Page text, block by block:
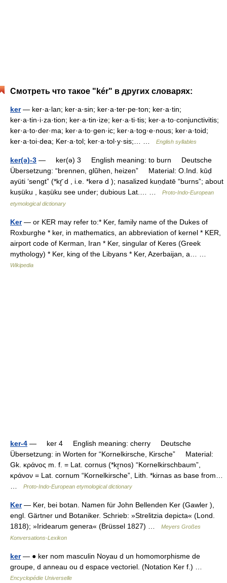
Смотреть что такое "kér" в других словарях:
ker— ker·a·lan; ker·a·sin; ker·a·ter·pe·ton; ker·a·tin;
ker·a·tin·i·za·tion; ker·a·tin·ize; ker·a·ti·tis; ker·a·to·conjunctivitis;
ker·a·to·der·ma; ker·a·to·gen·ic; ker·a·tog·e·nous; ker·a·toid;
ker·a·toi·dea; Ker·a·tol; ker·a·tol·y·sis;… …
English syllables
ker(ǝ)-3 — ker(ǝ) 3 English meaning: to burn Deutsche
Übersetzung: “brennen, glũhen, heizen” Material: O.Ind. kūḍ
ayüti ‘sengt” (*kr̥̄ d , i.e. *kerǝ d ); nasalized kuṇḍatē “burns”; about
kuṣüku , kaṣüku see under; dubious Lat.… …
Proto-Indo-European
etymological dictionary
Ker— or KER may refer to:* Ker, family name of the Dukes of
Roxburghe * ker, in mathematics, an abbreviation of kernel * KER,
airport code of Kerman, Iran * Ker, singular of Keres (Greek
mythology) * Ker, king of the Libyans * Ker, Azerbaijan, a… …
Wikipedia
ker-4 — ker 4 English meaning: cherry Deutsche
Übersetzung: in Worten for “Kornelkirsche, Kirsche” Material:
Gk. κράνος m. f. = Lat. cornus (*kr̥nos) “Kornelkirschbaum”,
κράνον = Lat. cornum “Kornelkirsche”, Lith. *kirnas as base from…
Proto-Indo-European etymological dictionary
Ker— Ker, bei botan. Namen für John Bellenden Ker (Gawler ),
engl. Gärtner und Botaniker. Schrieb: »Strelitzia depicta« (Lond.
1818); »Iridearum genera« (Brüssel 1827) …
Meyers Großes
Konversations-Lexikon
ker— ● ker nom masculin Noyau d un homomorphisme de
groupe, d anneau ou d espace vectoriel. (Notation Ker f.) …
Encyclopédie Universelle